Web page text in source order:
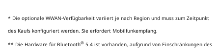
KI-gestützte Aufgaben
* Die optionale WWAN-Verfügbarkeit variiert je nach Region und muss zum Zeitpunkt
des Kaufs konfiguriert werden. Sie erfordert Mobilfunkempfang.
** Die Hardware für Bluetooth® 5.4 ist vorhanden, aufgrund von Einschränkungen des